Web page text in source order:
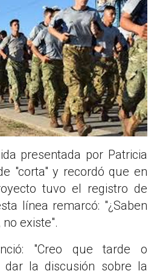
presentada por Patricia
"corta" y recordó que en
tuvo el registro de
línea remarcó: "¿Saben
existe".
"Creo que tarde o
la discusión sobre la